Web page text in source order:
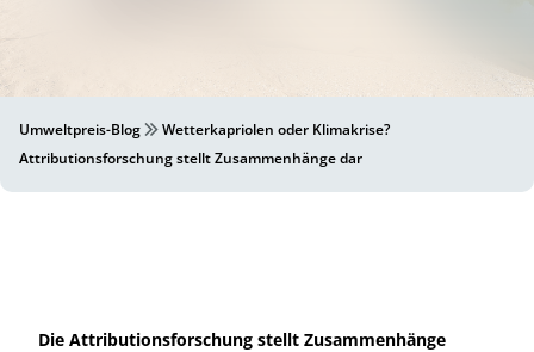
Umweltpreis-Blog
Wetterkapriolen oder Klimakrise?
Attributionsforschung stellt Zusammenhänge dar
Die Attributionsforschung stellt Zusammenhänge